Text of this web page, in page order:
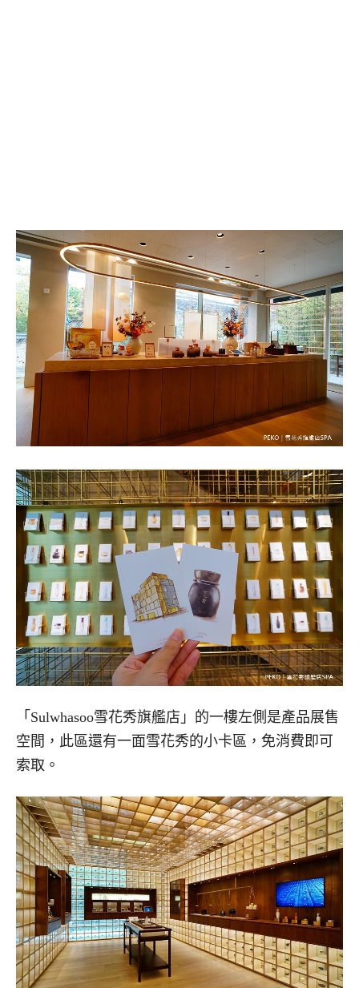
「Sulwhasoo雪花秀旗艦店」的一樓左側是產品展售
空間，此區還有一面雪花秀的小卡區，免消費即可
索取。